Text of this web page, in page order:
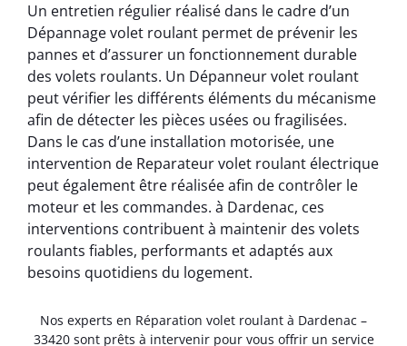
Un entretien régulier réalisé dans le cadre d’un
Dépannage volet roulant permet de prévenir les
pannes et d’assurer un fonctionnement durable
des volets roulants. Un Dépanneur volet roulant
peut vérifier les différents éléments du mécanisme
afin de détecter les pièces usées ou fragilisées.
Dans le cas d’une installation motorisée, une
intervention de Reparateur volet roulant électrique
peut également être réalisée afin de contrôler le
moteur et les commandes. à Dardenac, ces
interventions contribuent à maintenir des volets
roulants fiables, performants et adaptés aux
besoins quotidiens du logement.
Nos experts en Réparation volet roulant à Dardenac –
33420 sont prêts à intervenir pour vous offrir un service